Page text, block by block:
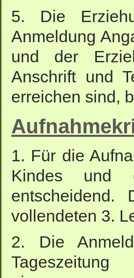
5. Die
Anmeldung
und der
Anschrift und
erreichen sind,
1. Für die
Kindes und
vollendeten 3.
2. Die